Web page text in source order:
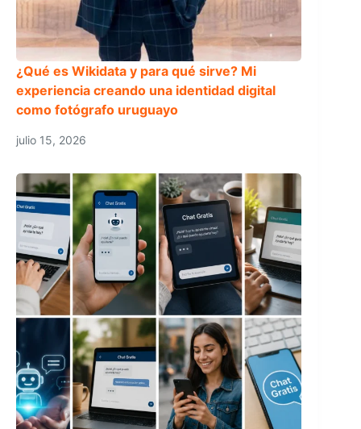
¿Qué es Wikidata y para qué sirve? Mi
experiencia creando una identidad digital
como fotógrafo uruguayo
julio 15, 2026